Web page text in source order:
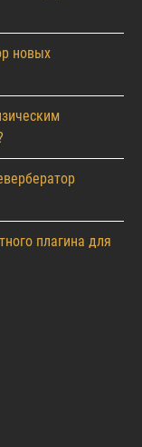
новых
плагина для